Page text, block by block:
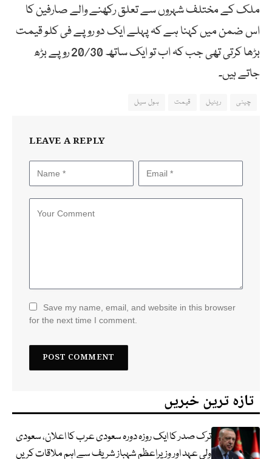
ملک کے مختلف شہروں سے تعلق رکھنے والے صارفین کا
اس ضمن میں کہنا ہے کہ پہلے ایک دو روپے فی کلو قیمت
بڑھا کرتی تھی جب کہ اب تو ایک ساتھ 20/30 روپے بڑھ
جاتے ہیں۔
چینی ریٹیل قیمت ہول سیل
LEAVE A REPLY
Save my name, email, and website in this browser
for the next time I comment.
تازہ ترین خبریں
ترک صدر کا ایک روزہ دورہ سعودی عرب کا اعلان، سعودی
ولی عہد اور وزیراعظم شہباز شریف سے اہم ملاقات کریں